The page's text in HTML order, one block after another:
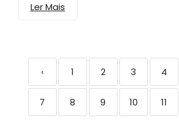
Ler Mais
‹ 1 2 3 4
7 8 9 10 11